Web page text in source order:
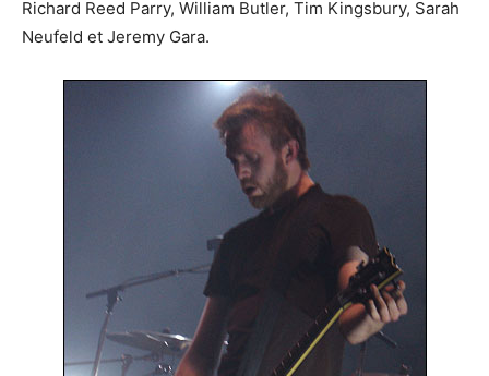
Richard Reed Parry, William Butler, Tim Kingsbury, Sarah
Neufeld et Jeremy Gara.